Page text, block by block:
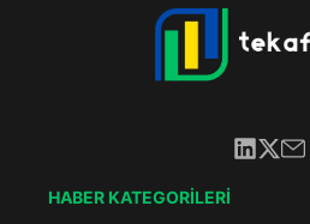
HABER KATEGORİLERİ